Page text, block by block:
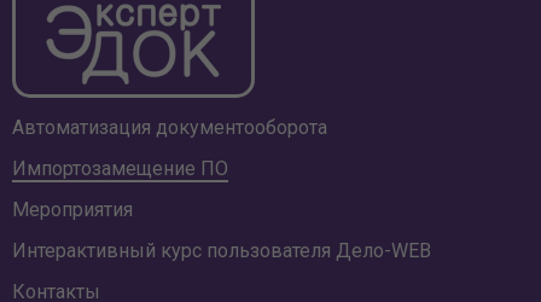
Автоматизация документооборота
Импортозамещение ПО
Мероприятия
Интерактивный курс пользователя Дело-WEB
Контакты